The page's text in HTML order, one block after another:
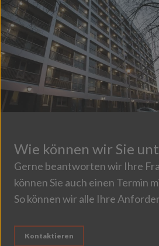
Wie können wir Sie
Gerne beantworten wir Ihre
können Sie auch einen Termin
So können wir alle Ihre
Kontaktieren